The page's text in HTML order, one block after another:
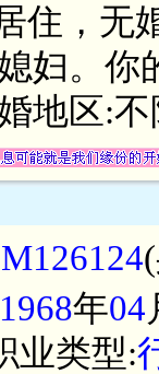
住，无
妇。你
地区:不
M126124
1968年04
业类型: